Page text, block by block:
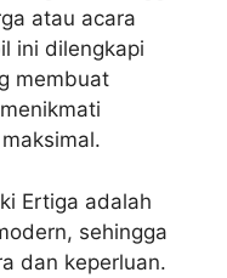
atau acara
ini dilengkapi
membuat
Ertiga adalah
sehingga
dan keperluan.